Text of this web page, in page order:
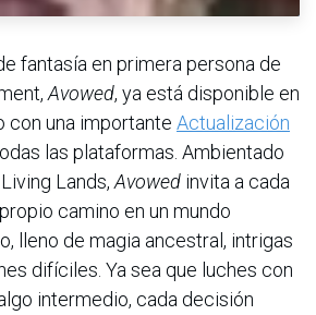
fantasía en primera persona de
Avowed, ya está disponible en
con una importante Actualización
las plataformas. Ambientado
Lands, Avowed invita a cada
camino en un mundo
lleno de magia ancestral, intrigas
difíciles. Ya sea que luches con
intermedio, cada decisión